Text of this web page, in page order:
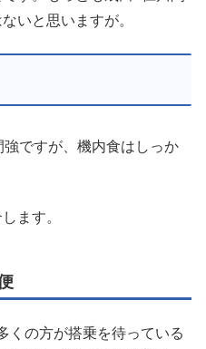
いと思いますが。
ですが、機内食はしっか
ます。
くの方が搭乗を待っている